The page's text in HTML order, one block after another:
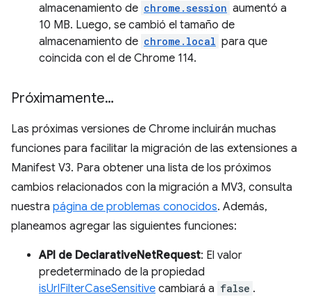
almacenamiento de chrome.session aumentó a
10 MB. Luego, se cambió el tamaño de
almacenamiento de chrome.local para que
coincida con el de Chrome 114.
Próximamente…
Las próximas versiones de Chrome incluirán muchas
funciones para facilitar la migración de las extensiones a
Manifest V3. Para obtener una lista de los próximos
cambios relacionados con la migración a MV3, consulta
nuestra página de problemas conocidos. Además,
planeamos agregar las siguientes funciones:
API de DeclarativeNetRequest: El valor
predeterminado de la propiedad
isUrlFilterCaseSensitive cambiará a false .